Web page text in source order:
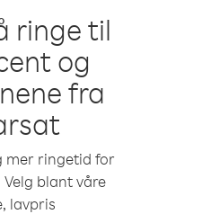
ringe til
og
fra
mer ringetid for
blant våre
lavpris